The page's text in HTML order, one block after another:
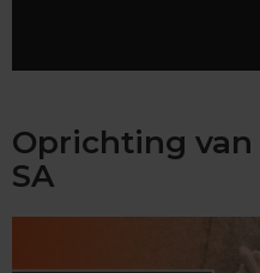
o
l
i
Oprichting van
SA